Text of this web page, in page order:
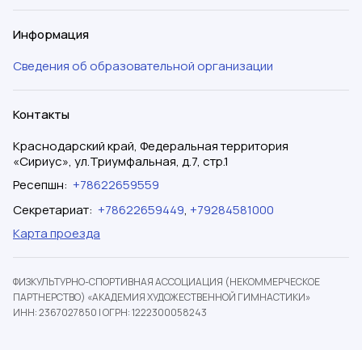
Информация
Сведения об образовательной организации
Контакты
Краснодарский край, Федеральная территория
«Сириус», ул.Триумфальная, д.7, стр.1
Ресепшн: +78622659559
Секретариат: +78622659449, +79284581000
Карта проезда
ФИЗКУЛЬТУРНО-СПОРТИВНАЯ АССОЦИАЦИЯ (НЕКОММЕРЧЕСКОЕ
ПАРТНЕРСТВО) «АКАДЕМИЯ ХУДОЖЕСТВЕННОЙ ГИМНАСТИКИ»
ИНН: 2367027850 |ОГРН: 1222300058243